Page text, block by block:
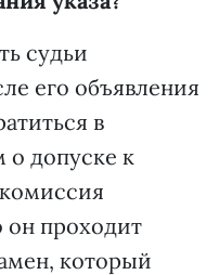
судьи
его объявления
в
о допуске к
он проходит
который